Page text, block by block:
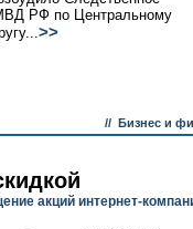
РФ по Центральному
>>
// Бизнес и
акций интернет-